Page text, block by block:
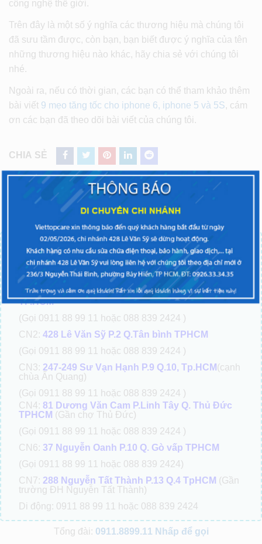
công nghệ thế giới.
Trên đây là một số ý nghĩa các thương hiệu mà chúng tôi
đã sưu tầm được, còn bạn, bạn biết được ý nghĩa của tên
những thương hiệu nào khác, hãy chia sẻ với chúng tôi
nhé.
Ngoài ra, nếu có thời gian, các bạn có thể tham khảo thêm
bài viết 9 mẹo tăng tốc cho iphone 6, iphone 5 và 5S, cám
ơn các bạn đã theo dõi bài viết của chúng tôi.
CHIA SẺ
ĐIỆN THOẠI BẠN GẶP VẤN ĐỀ? LIÊN HỆ NGAY!
TRUNG TÂM SỬA CHỮA ĐIỆN THOẠI VIETTOPCARE
Chi nhánh miền Bắc:
CN5:123C Thụy Khuê, Tây Hồ, Hà Nội
Chi nhánh miền Nam:
CN1:54 Xô Viết Nghệ Tĩnh P.19 – Q. Bình Thạnh
TP.HCM
(Gọi 0911 88 99 11 hoặc 088 839 2424 )
CN2: 428 Lê Văn Sỹ P.2 Q.Tân bình TPHCM
(Gọi 0911 88 99 11 hoặc 088 839 2424 )
CN3: 247-249 Sư Vạn Hạnh P.9 Q.10, Tp.HCM (cạnh
chùa Ấn Quang)
(Gọi 0911 88 99 11 hoặc 088 839 2424 )
CN4: 81 Dương Văn Cam P.Linh Tây Q. Thủ Đức
TPHCM (Gần chợ Thủ Đức)
(Gọi 0911 88 99 11 hoặc 088 839 2424 )
CN6: 37 Nguyễn Oanh P.10 Q. Gò vấp TPHCM
(Gọi 0911 88 99 11 hoặc 088 839 2424)
CN7: 288 Nguyễn Tất Thành P.13 Q.4 TpHCM (Gần
trường ĐH Nguyễn Tất Thành)
Di động: 0911 88 99 11 hoặc 088 839 2424
Tổng đài: 0911.8899.11 Nhấp để gọi